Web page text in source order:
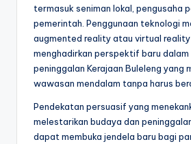
termasuk seniman lokal, pengusaha
pemerintah. Penggunaan teknologi
augmented reality atau virtual
menghadirkan perspektif baru
peninggalan Kerajaan Buleleng yang
wawasan mendalam tanpa harus
Pendekatan persuasif yang
melestarikan budaya dan
dapat membuka jendela baru bagi